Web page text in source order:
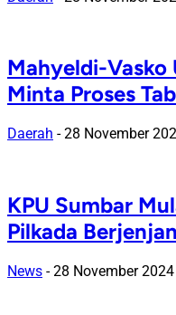
Mahyeldi-Vasko
Minta Proses
Daerah - 28 November
KPU Sumbar
Pilkada
News - 28 November 2024